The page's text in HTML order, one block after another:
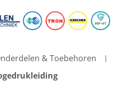
& Toebehoren